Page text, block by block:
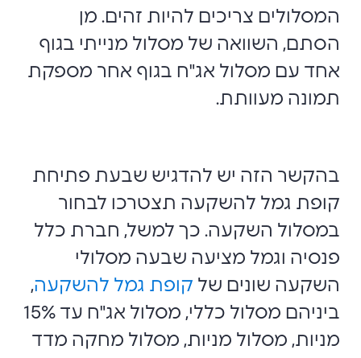
המסלולים צריכים להיות זהים. מן
הסתם, השוואה של מסלול מנייתי בגוף
אחד עם מסלול אג"ח בגוף אחר מספקת
תמונה מעוותת.
בהקשר הזה יש להדגיש שבעת פתיחת
קופת גמל להשקעה תצטרכו לבחור
במסלול השקעה. כך למשל, חברת כלל
פנסיה וגמל מציעה שבעה מסלולי
השקעה שונים של קופת גמל להשקעה,
ביניהם מסלול כללי, מסלול אג"ח עד 15%
מניות, מסלול מניות, מסלול מחקה מדד